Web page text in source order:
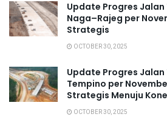
Update Progres
Naga–Rajeg per
Strategis
OCTOBER 30, 2025
Update Progres Jalan
Tempino per
Strategis Menuju
OCTOBER 30, 2025